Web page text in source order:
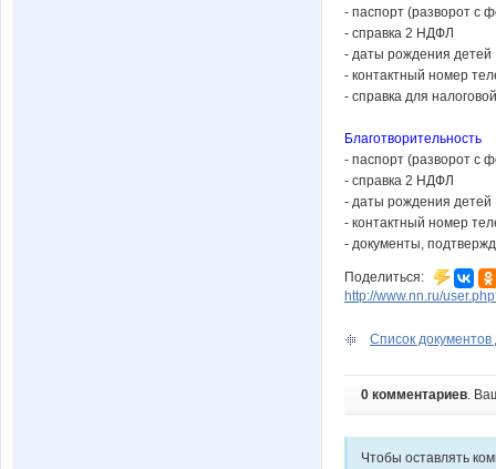
- паспорт (разворот с
- справка 2 НДФЛ
- даты рождения детей
- контактный номер
- справка для
Благотворительность
- паспорт (разворот с
- справка 2 НДФЛ
- даты рождения детей
- контактный номер
- документы,
Поделиться:
http://www.nn.ru/
Список
0 комментариев.
Чтобы оставлять